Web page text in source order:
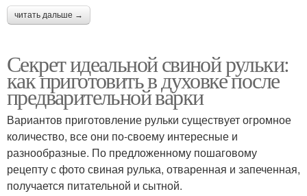
читать дальше →
Секрет идеальной свиной рульки:
как приготовить в духовке после
предварительной варки
Вариантов приготовление рульки существует огромное
количество, все они по-своему интересные и
разнообразные. По предложенному пошаговому
рецепту с фото свиная рулька, отваренная и запеченная,
получается питательной и сытной.